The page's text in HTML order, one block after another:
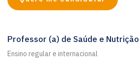
Professor (a) de Saúde e Nutrição
Ensino regular e internacional